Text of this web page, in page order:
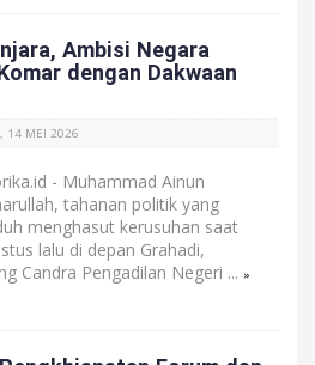
Ambisi Negara
dengan Dakwaan
14 MEI 2026
- Muhammad Ainun
tahanan politik yang
menghasut kerusuhan saat
lalu di depan Grahadi,
Candra Pengadilan Negeri ... »